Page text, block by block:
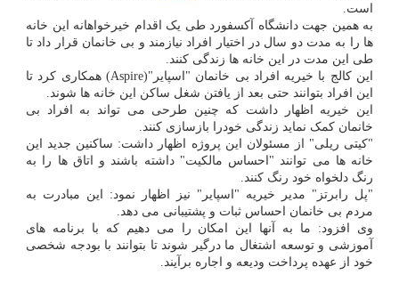
است.
به همین جهت دانشگاه آکسفورد طی یک اقدام خیرخواهانه این خانه
ها را به مدت دو سال در اختیار افراد نیازمند و بی خانمان قرار داد تا
طی این مدت در این خانه ها زندگی کنند.
این کالج با خیریه افراد بی خانمان "اسپایر"(Aspire) همکاری کرد تا
این افراد بتوانند حتی بعد از یافتن شغل ساکن این خانه ها شوند.
این خیریه اظهار داشت که چنین طرحی می تواند به افراد بی
خانمان کمک نماید زندگی خودرا بازسازی کنند.
"کیتی ریلی" از مسئولان این پروژه اظهار داشت: ساکنین جدید این
خانه ها می توانند "احساس مالکیت" داشته باشند و اتاق ها را به
رنگ دلخواه خود رنگ کنند.
"پل رابرتز" مدیر خیریه "اسپایر" نیز اظهار نمود: این مبادرت به
مردم بی خانمان احساس ثبات و پشتیبانی می دهد.
وی افزود: ما به آنها این امکان را می دهیم که با برنامه های
آموزشی و توسعه اشتغال ما درگیر شوند تا بتوانند با بودجه شخصی
خود از عهده پرداخت ودیعه و اجاره برآیند.